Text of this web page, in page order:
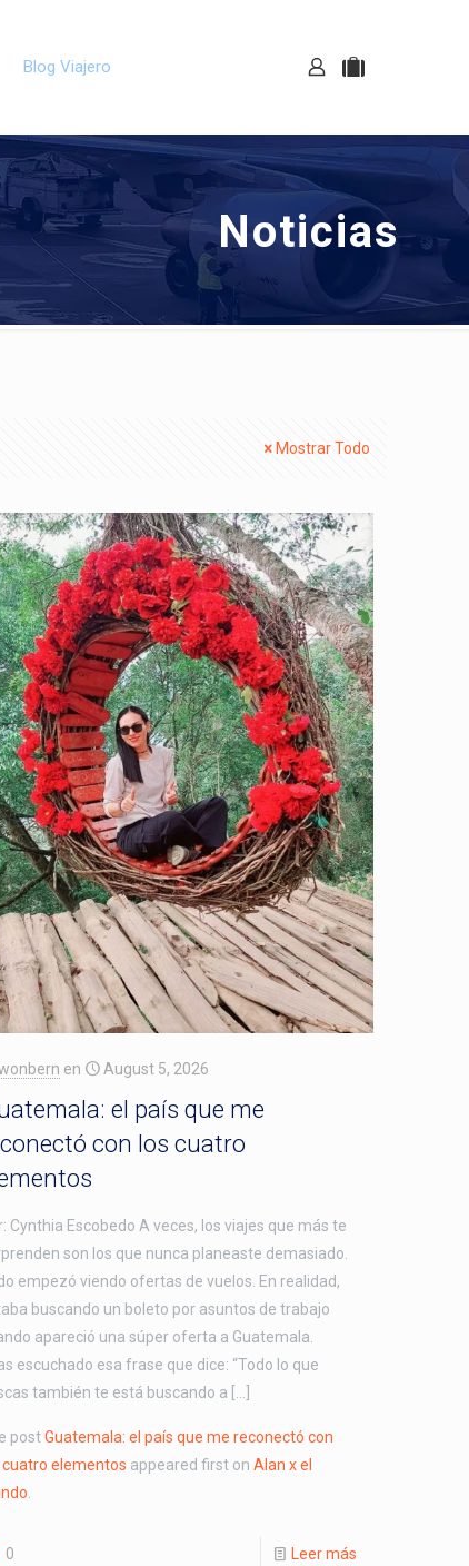
Blog Viajero
Noticias
Mostrar Todo
en August 5, 2026
el país que me
con los cuatro
Cynthia Escobedo A veces, los viajes que más te
son los que nunca planeaste demasiado.
empezó viendo ofertas de vuelos. En realidad,
buscando un boleto por asuntos de trabajo
apareció una súper oferta a Guatemala.
escuchado esa frase que dice: “Todo lo que
también te está buscando a […]
postGuatemala: el país que me reconectó con
cuatro elementos appeared first onAlan x el
0 Leer más